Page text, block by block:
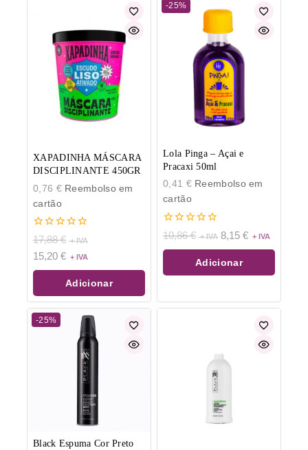
XAPADINHA MÁSCARA
DISCIPLINANTE 450GR
0,76 €Reembolso em
cartão
0
de
5
17,88€
15,20 €
Adicionar
-25%
Lola Pinga – Açai e
Pracaxi 50ml
0,41 €Reembolso em
cartão
0
de
5
10,86€ 8,15 €
Adicionar
-25%
Black Espuma Cor Preto